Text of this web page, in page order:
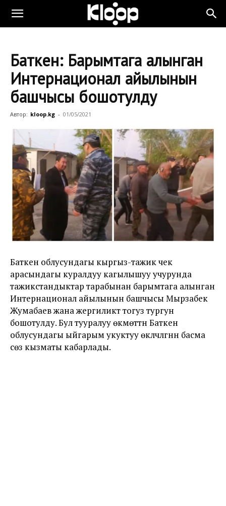
Баткен: Барымтага алынган
Интернационал айылынын
башчысы бошотулду
Автор: kloop.kg - 01/05/2021
Баткен облусундагы кыргыз-тажик чек
арасындагы куралдуу кагылышуу учурунда
тажикстандыктар тарабынан барымтага алынган
Интернационал айылынын башчысы Мырзабек
Жумабаев жана жергиликтүү тогуз тургун
бошотулду. Бул тууралуу өкмөттүн Баткен
облусундагы ыйгарым укуктуу өкүлчүлүгүнүн басма
сөз кызматы кабарлады.